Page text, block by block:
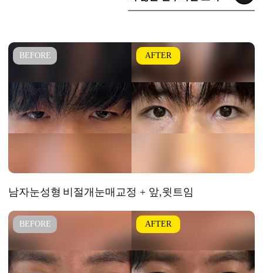
남자눈성형 비절개눈매교정 + 앞,윗트임